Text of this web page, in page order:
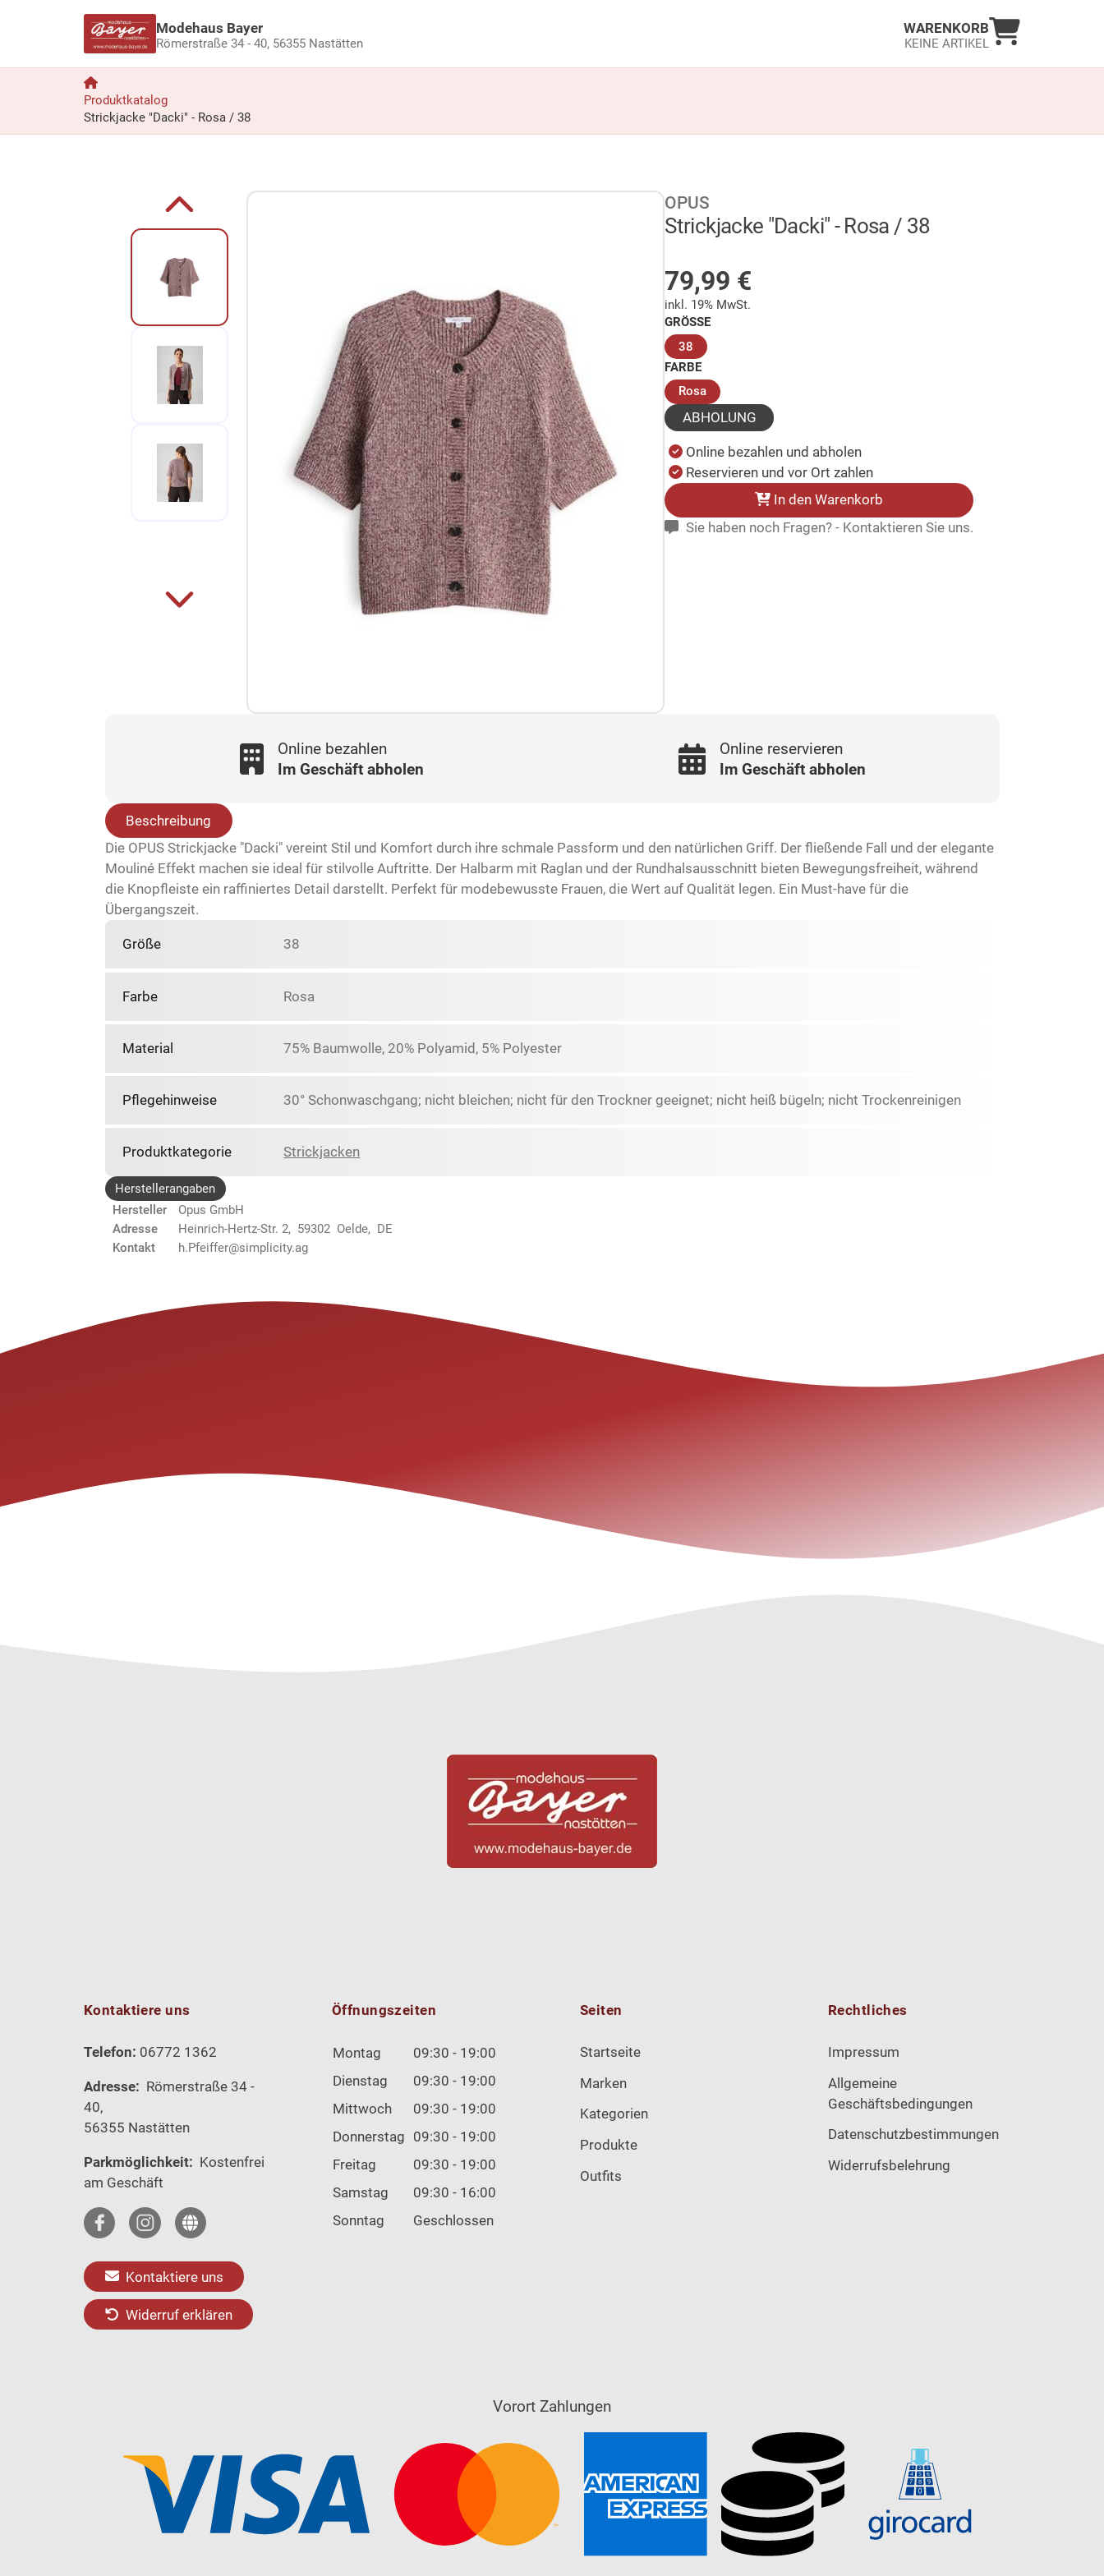
Modehaus Bayer
Römerstraße 34 - 40, 56355 Nastätten
WARENKORB
KEINE ARTIKEL
Warenkorb
Produktkatalog
Strickjacke "Dacki" - Rosa / 38
Zur Produktbeschreibung springen OPUS
Strickjacke "Dacki" - Rosa / 38
79,99 €
inkl. 19% MwSt.
GRÖSSE
38 (ausgewählt)
FARBE
Rosa(ausgewählt)
ABHOLUNG
Online bezahlen und abholen
Reservieren und vor Ort zahlen
In den Warenkorb
Sie haben noch Fragen? - Kontaktieren Sie uns.
Online bezahlen
Im Geschäft abholen
Online reservieren
Im Geschäft abholen
Beschreibung
Die OPUS Strickjacke "Dacki" vereint Stil und Komfort durch ihre schmale Passform und den natürlichen Griff. Der fließende Fall und der elegante
Mouliné Effekt machen sie ideal für stilvolle Auftritte. Der Halbarm mit Raglan und der Rundhalsausschnitt bieten Bewegungsfreiheit, während
die Knopfleiste ein raffiniertes Detail darstellt. Perfekt für modebewusste Frauen, die Wert auf Qualität legen. Ein Must-have für die
Übergangszeit.
Größe 38
Farbe Rosa
Material 75% Baumwolle, 20% Polyamid, 5% Polyester
Pflegehinweise 30° Schonwaschgang; nicht bleichen; nicht für den Trockner geeignet; nicht heiß bügeln; nicht Trockenreinigen
Produktkategorie Strickjacken
Herstellerangaben
Hersteller
Opus GmbH
Adresse
Heinrich-Hertz-Str. 2, 59302 Oelde, DE
Kontakt
h.Pfeiffer@simplicity.ag
Kontaktiere uns
Telefon: 06772 1362
Adresse: Römerstraße 34 -
40,
56355 Nastätten
Parkmöglichkeit: Kostenfrei
am Geschäft
Kontaktiere uns
Widerruf erklären
Öffnungszeiten
Montag
09:30 - 19:00
Dienstag
09:30 - 19:00
Mittwoch
09:30 - 19:00
Donnerstag 09:30 - 19:00
Freitag
09:30 - 19:00
Samstag
09:30 - 16:00
Sonntag
Geschlossen
Seiten
Startseite
Marken
Kategorien
Produkte
Outfits
Rechtliches
Impressum
Allgemeine
Geschäftsbedingungen
Datenschutzbestimmungen
Widerrufsbelehrung
Vorort Zahlungen